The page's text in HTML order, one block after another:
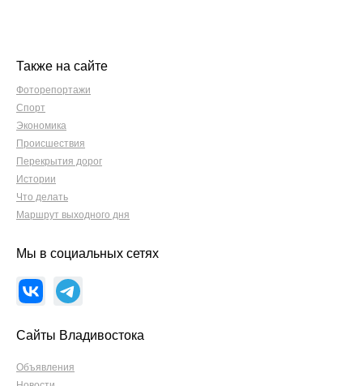
Также на сайте
Фоторепортажи
Спорт
Экономика
Происшествия
Перекрытия дорог
Истории
Что делать
Маршрут выходного дня
Мы в социальных сетях
Сайты Владивостока
Объявления